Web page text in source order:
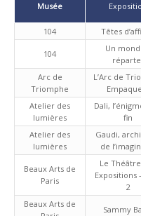
Musée
104 Têtes
104
Un
Arc de
Triomphe
L’Arc de
Atelier des
lumières
Dali,
fin
Atelier des
lumières
Gaudi,
de
Beaux Arts de
Paris
Le
Expositions
2
Beaux Arts de
Sammy